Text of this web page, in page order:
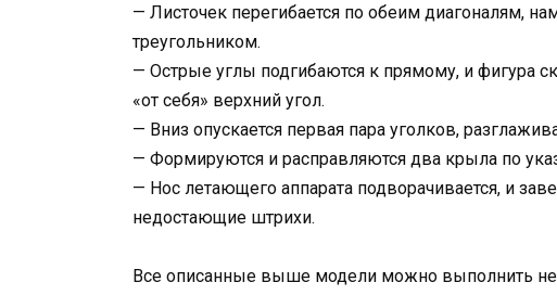
— Листочек перегибается по обеим диагоналям,
треугольником.
— Острые углы подгибаются к прямому, и фигура
«от себя» верхний угол.
— Вниз опускается первая пара уголков,
— Формируются и расправляются два крыла по
— Нос летающего аппарата подворачивается, и
недостающие штрихи.
Все описанные выше модели можно выполнить не